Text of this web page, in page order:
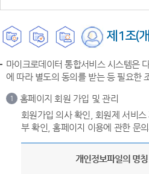
제1조(
마이크로데이터 통합서비스 시스템은
에 따라 별도의 동의를 받는 등 필요한
1
홈페이지 회원 가입 및 관리
회원가입 의사 확인, 회원제 서비
부 확인, 홈페이지 이용에 관한 문
개인정보파일의 명칭